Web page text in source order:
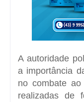
A autoridade
a importância
no combate
realizadas de